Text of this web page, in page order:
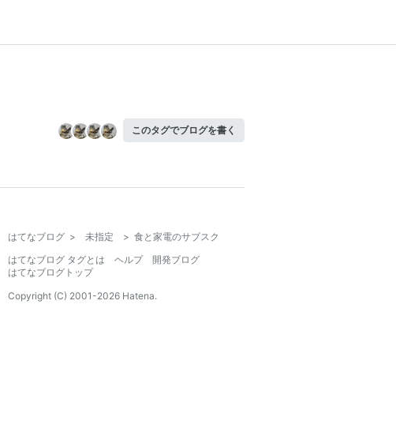
このタグでブログを書く
はてなブログ > 未指定 > 食と家電のサブスク
はてなブログ タグとは
ヘルプ
開発ブログ
はてなブログトップ
Copyright (C) 2001-2026 Hatena.